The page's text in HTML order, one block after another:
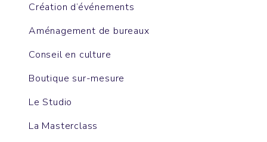
Création d’événements
Aménagement de bureaux
Conseil en culture
Boutique sur-mesure
Le Studio
La Masterclass